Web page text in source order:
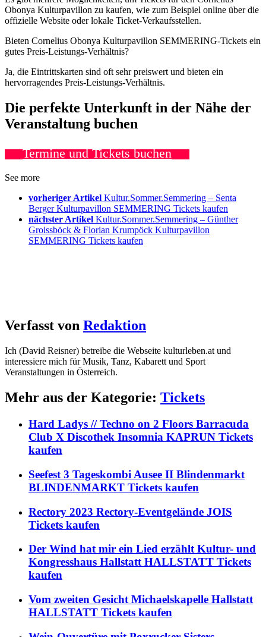
Obonya Kulturpavillon zu kaufen, wie zum Beispiel online über die
offizielle Website oder lokale Ticket-Verkaufsstellen.
Bieten Cornelius Obonya Kulturpavillon SEMMERING-Tickets ein
gutes Preis-Leistungs-Verhältnis?
Ja, die Eintrittskarten sind oft sehr preiswert und bieten ein
hervorragendes Preis-Leistungs-Verhältnis.
Die perfekte Unterkunft in der Nähe der
Veranstaltung buchen
Termine und Tickets buchen
See more
vorheriger Artikel Kultur.Sommer.Semmering – Senta
Berger Kulturpavillon SEMMERING Tickets kaufen
nächster Artikel Kultur.Sommer.Semmering – Günther
Groissböck & Florian Krumpöck Kulturpavillon
SEMMERING Tickets kaufen
Verfasst von Redaktion
Ich (David Reisner) betreibe die Webseite kulturleben.at und
interessiere mich für Musik, Tanz, Kabarett und Sport
Veranstaltungen in Österreich.
Mehr aus der Kategorie: Tickets
Hard Ladys // Techno on 2 Floors Barracuda
Club X Discothek Insomnia KAPRUN Tickets
kaufen
Seefest 3 Tageskombi Ausee II Blindenmarkt
BLINDENMARKT Tickets kaufen
Rectory 2023 Rectory-Eventgelände JOIS
Tickets kaufen
Der Wind hat mir ein Lied erzählt Kultur- und
Kongresshaus Hallstatt HALLSTATT Tickets
kaufen
Vom zweiten Gesicht Michaelskapelle Hallstatt
HALLSTATT Tickets kaufen